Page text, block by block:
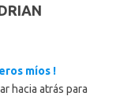
míos !
hacia atrás para